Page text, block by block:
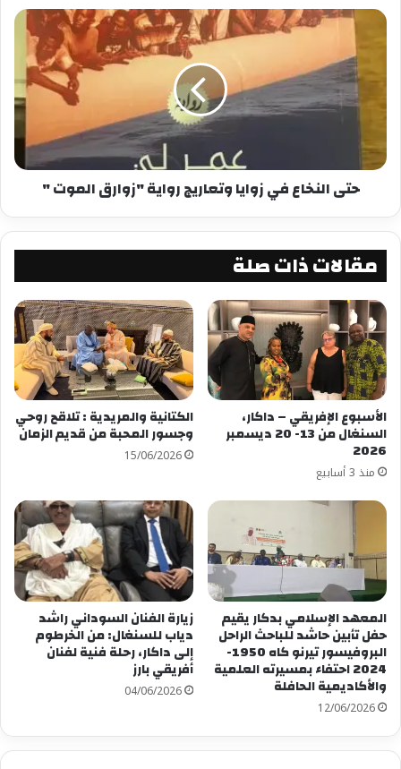
للتواصل ahmad.s.a@hotmail.com
شارك هذا الموضوع:
فيس بوك X
معجب بهذه:
حتى النخاع في زوايا وتعاريج رواية "زوارق الموت "
مقالات ذات صلة
الأسبوع الإفريقي – داكار،
السنغال من 13- 20 ديسمبر
2026
منذ 3 أسابيع
الكتانية والمريدية : تلاقح روحي
وجسور المحبة من قديم الزمان
15/06/2026
المعهد الإسلامي بدكار يقيم
حفل تأبين حاشد للباحث الراحل
البروفيسور تيرنو كاه 1950-
2024 احتفاء بمسيرته العلمية
والأكاديمية الحافلة
12/06/2026
زيارة الفنان السوداني راشد
دياب للسنغال: من الخرطوم
إلى داكار، رحلة فنية لفنان
أفريقي بارز
04/06/2026